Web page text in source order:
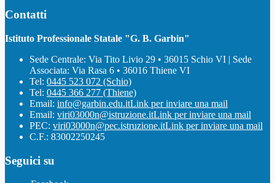
Contatti
Istituto Professionale Statale "G. B. Garbin"
Sede Centrale: Via Tito Livio 29 • 36015 Schio VI | Sede
Associata: Via Rasa 6 • 36016 Thiene VI
Tel: 0445 523 072 (Schio)
Tel: 0445 366 277 (Thiene)
Email: info@garbin.edu.itLink per inviare una mail
Email: viri03000n@istruzione.itLink per inviare una mail
PEC: viri03000n@pec.istruzione.itLink per inviare una mail
C.F.: 83002250245
Seguici su